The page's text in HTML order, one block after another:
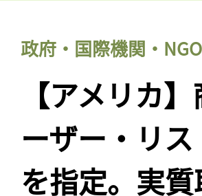
政府・国際機関・NGO
【アメリカ
ーザー・リ
を指定。実